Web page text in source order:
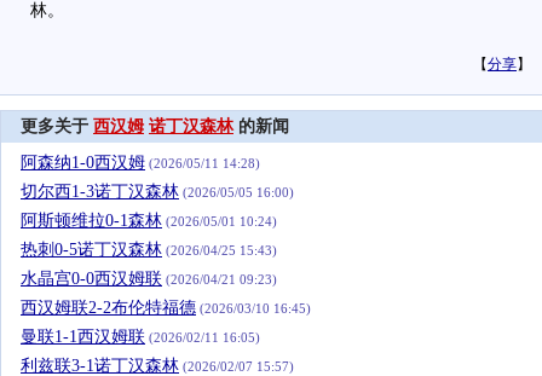
林。
【分享】
更多关于 西汉姆 诺丁汉森林的新闻
阿森纳1-0西汉姆 (2026/05/11 14:28)
切尔西1-3诺丁汉森林 (2026/05/05 16:00)
阿斯顿维拉0-1森林 (2026/05/01 10:24)
热刺0-5诺丁汉森林 (2026/04/25 15:43)
水晶宫0-0西汉姆联 (2026/04/21 09:23)
西汉姆联2-2布伦特福德 (2026/03/10 16:45)
曼联1-1西汉姆联 (2026/02/11 16:05)
利兹联3-1诺丁汉森林 (2026/02/07 15:57)